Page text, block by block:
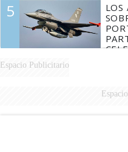
5
LOS
Espacio Publicitario